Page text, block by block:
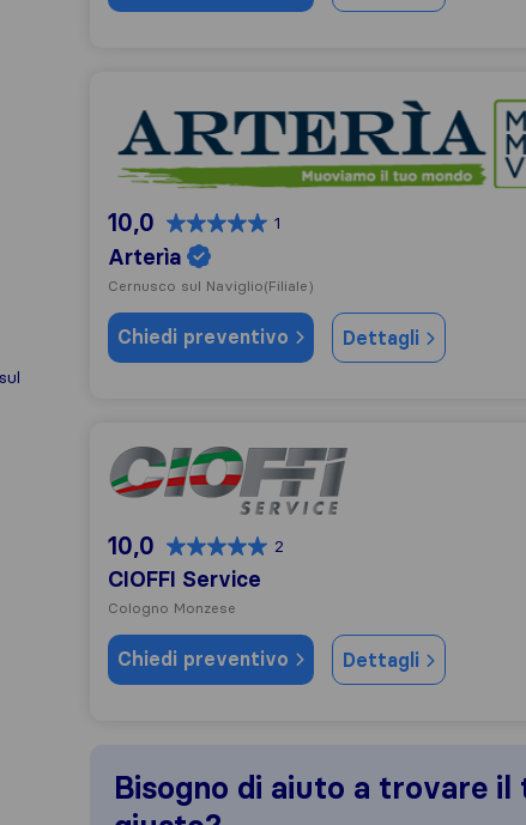
Arterìa
10,0 1
Arterìa
Cernusco sul Naviglio(Filiale)
Chiedi preventivo Dettagli
CIOFFI Service
10,0 2
CIOFFI Service
Cologno Monzese
Chiedi preventivo Dettagli
Bisogno di aiuto a trovare